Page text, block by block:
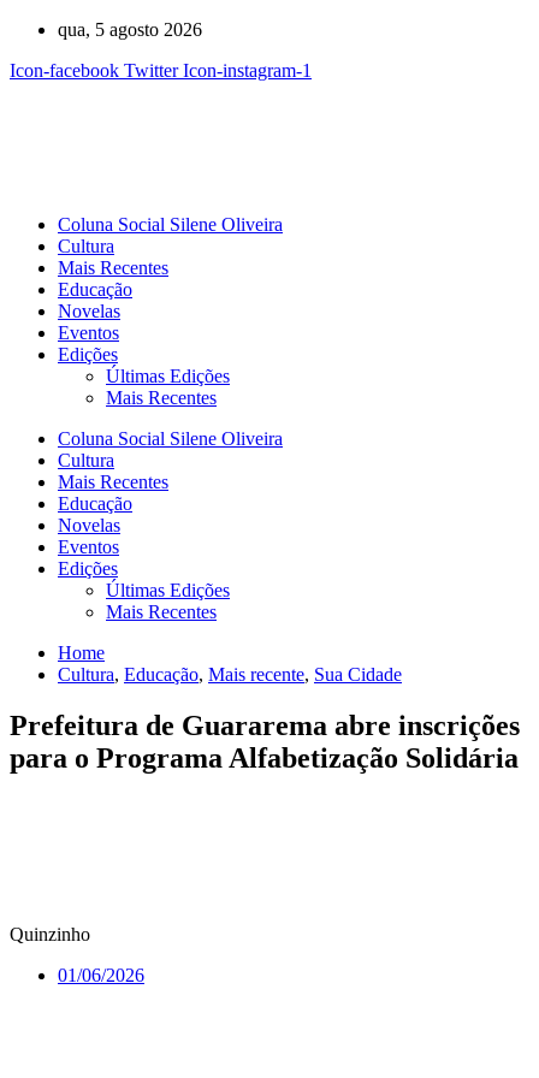
o
qua, 5 agosto 2026
Icon-facebook Twitter Icon-instagram-1
Coluna Social Silene Oliveira
Cultura
Mais Recentes
Educação
Novelas
Eventos
Edições
Últimas Edições
Mais Recentes
Coluna Social Silene Oliveira
Cultura
Mais Recentes
Educação
Novelas
Eventos
Edições
Últimas Edições
Mais Recentes
Home
Cultura, Educação, Mais recente, Sua Cidade
Prefeitura de Guararema abre inscrições
para o Programa Alfabetização Solidária
Quinzinho
01/06/2026